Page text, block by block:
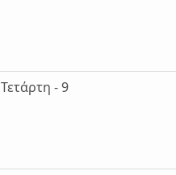
Τετάρτη - 9